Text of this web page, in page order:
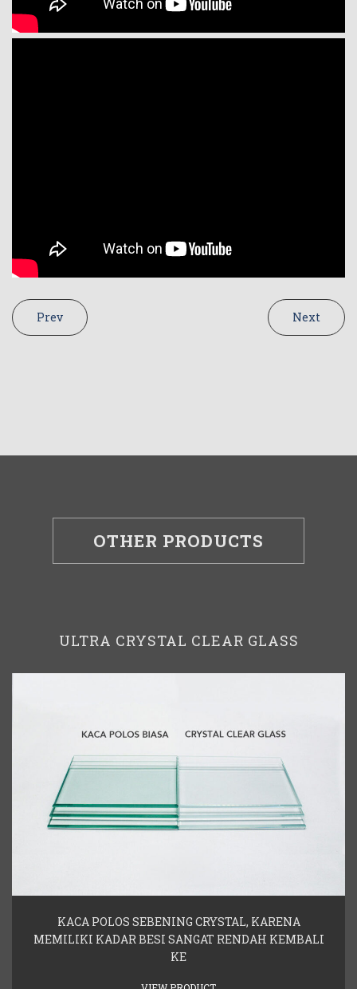
Prev Next
OTHER PRODUCTS
ULTRA CRYSTAL CLEAR GLASS
KACA POLOS SEBENING CRYSTAL, KARENA
MEMILIKI KADAR BESI SANGAT RENDAH KEMBALI
KE